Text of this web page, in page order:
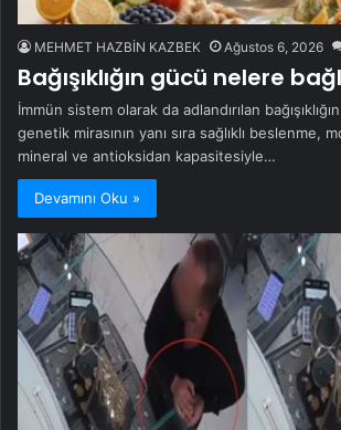
MEHMET HAZBİN KAZBEK Ağustos 6, 2026
Bağışıklığın gücü nelere
İmmün sistem olarak da adlandırılan
genetik mirasının yanı sıra sağlıklı beslenme,
mineral ve antioksidan kapasitesiyle…
Devamını Oku »